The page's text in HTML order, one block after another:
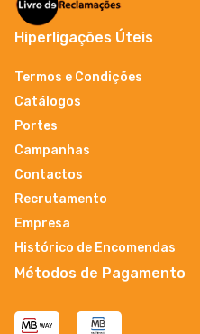
Hiperligações Úteis
Termos e Condições
Catálogos
Portes
Campanhas
Contactos
Recrutamento
Empresa
Histórico de Encomendas
Métodos de Pagamento